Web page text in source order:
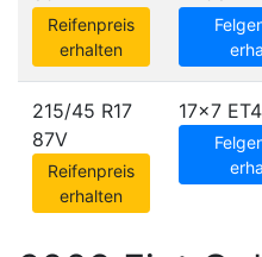
Reifenpreis
erhalten
215/45 R17
87V
Reifenpreis
erhalten
17x7